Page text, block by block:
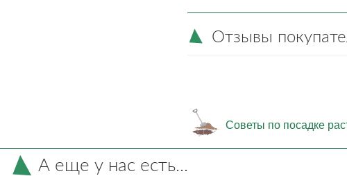
Отзывы
Советы по посадке
А еще у нас есть...